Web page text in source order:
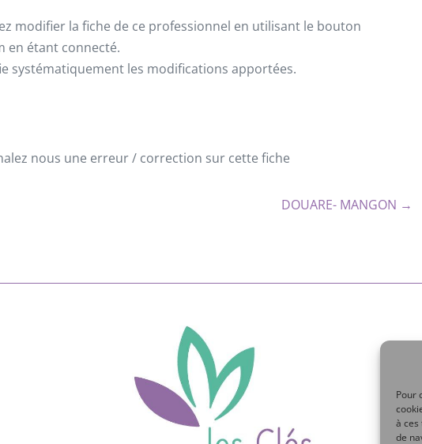
Pour
à
de
modifier la fiche de ce professionnel en utilisant le bouton
en étant connecté.
systématiquement les modifications apportées.
nous une erreur / correction sur cette fiche
DOUARE- MANGON →